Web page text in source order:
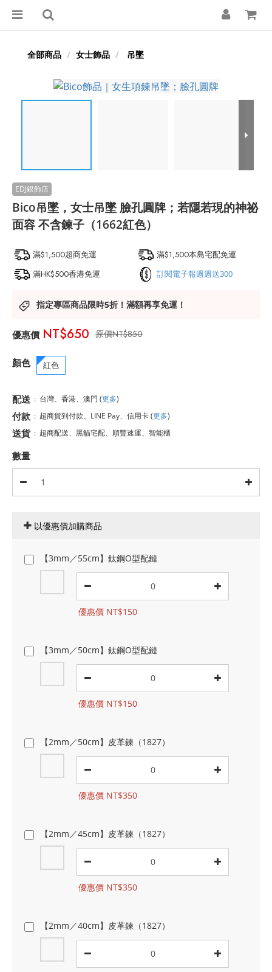
全部商品 女士飾品 吊墜
Bico吊墜，女士吊墜 臉孔圓牌；若隱若現的神祕
面容 不含鍊子（1662紅色）
滿$1,500超商免運
滿$1,500本島宅配免運
滿HK$500香港免運
訂閱電子報週週送300
指定專區商品限時5折！滿額再享免運！
NT$850
NT$650
顏色 紅色
配送 : 台灣、香港、澳門 (更多)
付款 : 超商貨到付款、LINE Pay、信用卡(更多)
送貨 : 超商配送、黑貓宅配、順豐速運、智能櫃
數量
以優惠價加購商品
【3mm／55cm】鈦鋼O型配鏈
優惠價 NT$150
【3mm／50cm】鈦鋼O型配鏈
優惠價 NT$150
【2mm／50cm】皮革鍊（1827）
優惠價 NT$350
【2mm／45cm】皮革鍊（1827）
優惠價 NT$350
【2mm／40cm】皮革鍊（1827）